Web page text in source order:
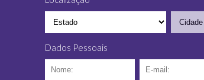
Dados Pessoais